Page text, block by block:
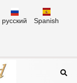
русский Spanish